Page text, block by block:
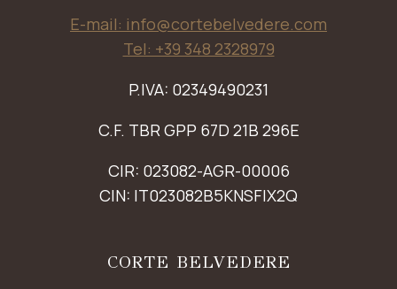
E-mail: info@cortebelvedere.com
Tel: +39 348 2328979
P.IVA: 02349490231
C.F. TBR GPP 67D 21B 296E
CIR: 023082-AGR-00006
CIN: IT023082B5KNSFIX2Q
CORTE BELVEDERE